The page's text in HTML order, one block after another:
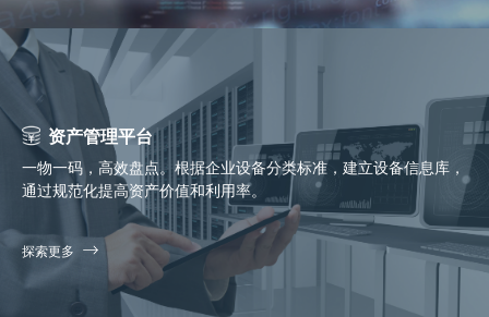
资产管理平台
一物一码，高效盘点。根据企业设备分类标准，建立设备信息库，
通过规范化提高资产价值和利用率。
探索更多